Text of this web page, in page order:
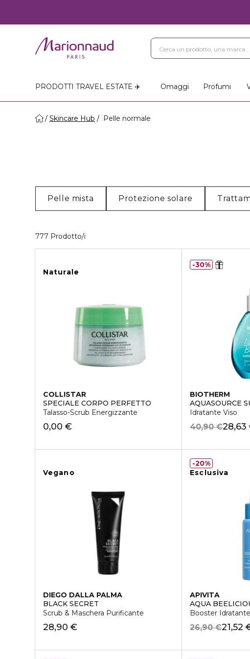
PRODOTTI TRAVEL ESTATE ✈️ Omaggi Profumi
Skincare Hub Pelle normale
Pelle mista Protezione solare
777 Prodotto/i
Naturale
COLLISTAR
SPECIALE CORPO PERFETTO
Talasso-Scrub Energizzante
0,00 €
BIOTHERM
AQUASOURCE
Idratante Viso
28,63
40,90 €
30%
Vegano
DIEGO DALLA PALMA
BLACK SECRET
Scrub & Maschera Purificante
28,90 €
Esclusiva
APIVITA
AQUA
Booster
21,52
26,90 €
20%